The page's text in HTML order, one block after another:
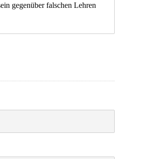
gegenüber falschen Lehren